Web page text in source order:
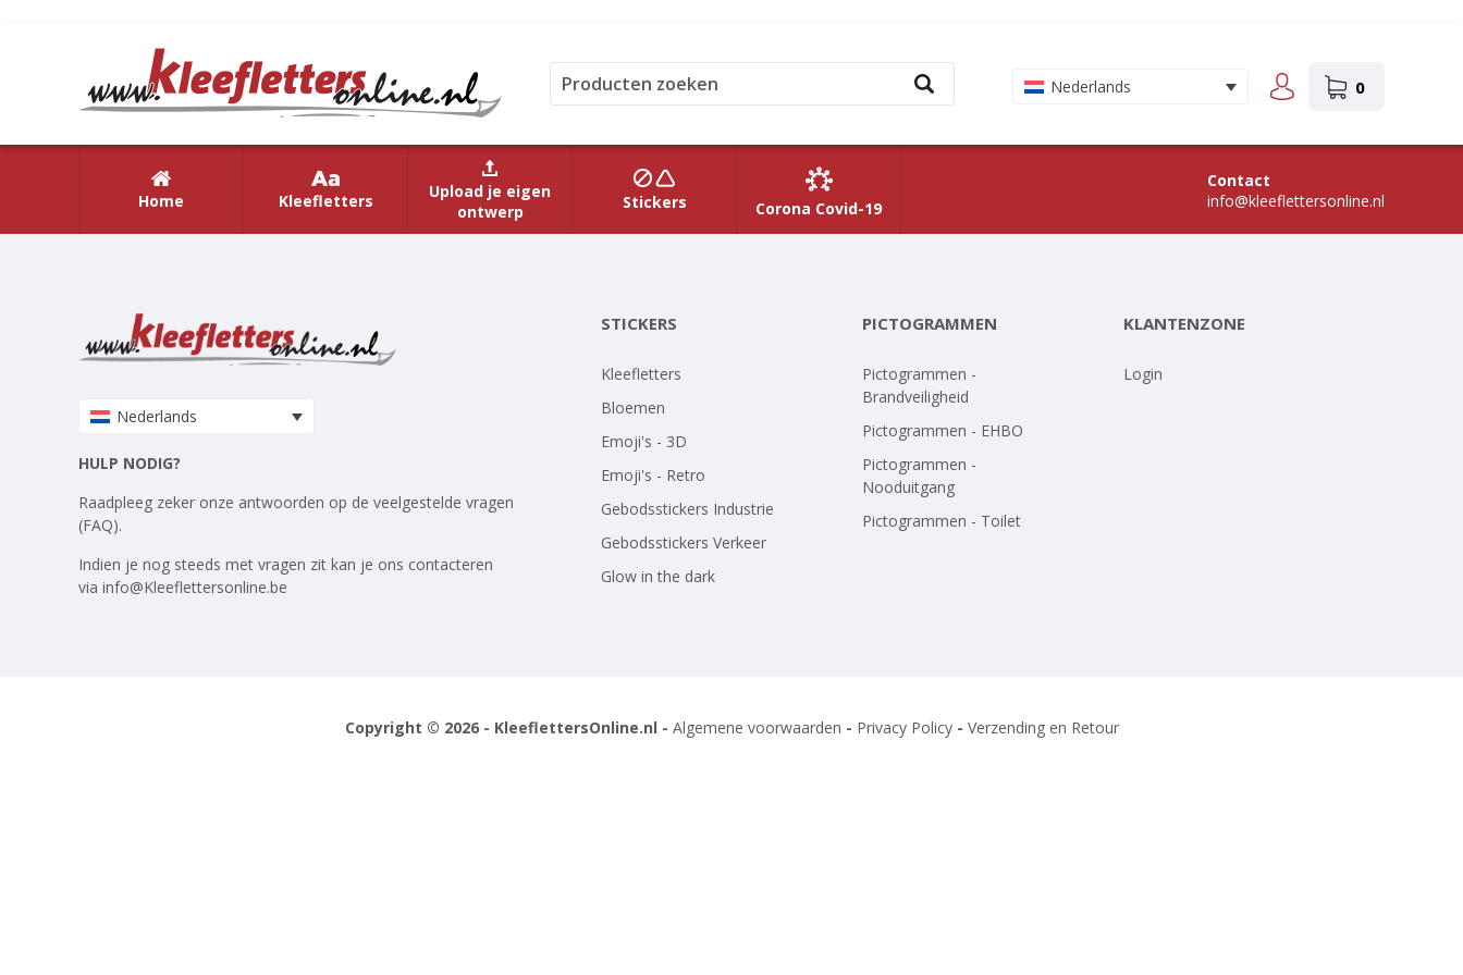
Nederlands 0
Home Kleefletters
Upload je eigen
ontwerp
Stickers Corona Covid-19
Contact
info@kleeflettersonline.nl
Nederlands
HULP NODIG?
Raadpleeg zeker onze antwoorden op de veelgestelde vragen
(FAQ).
Indien je nog steeds met vragen zit kan je ons contacteren
via info@Kleeflettersonline.be
STICKERS
Kleefletters
Bloemen
Emoji's - 3D
Emoji's - Retro
Gebodsstickers Industrie
Gebodsstickers Verkeer
Glow in the dark
PICTOGRAMMEN
Pictogrammen -
Brandveiligheid
Pictogrammen - EHBO
Pictogrammen -
Nooduitgang
Pictogrammen - Toilet
KLANTENZONE
Login
Copyright © 2026 - KleeflettersOnline.nl - Algemene voorwaarden - Privacy Policy- Verzending en Retour